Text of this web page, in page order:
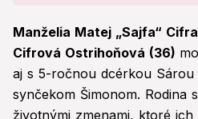
Manželia Matej „Sajfa“
Cifrová Ostrihoňová (36)
aj s 5-ročnou dcérkou
synčekom Šimonom. Rodina
životnými zmenami, ktoré ich